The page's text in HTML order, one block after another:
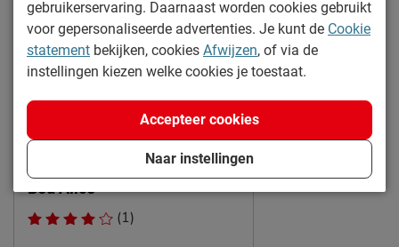
Goed om te weten
Onderhoud
Afnemen met een vochtig
doekje
2 jaar garantie volgens CBW
Montage
Duurzaamheid
Duurzaamheidsdefinitie
Bed Alice
(1)
gebruikerservaring. Daarnaast worden cookies gebruikt
voor gepersonaliseerde advertenties. Je kunt de Cookie
statement bekijken, cookies Afwijzen, of via de
instellingen kiezen welke cookies je toestaat.
Naar instellingen
Accepteer cookies